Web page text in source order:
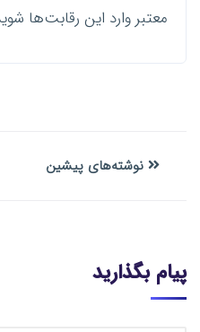
معتبر وارد این رقابت‌ها
نوشته‌های پیشین
پیام بگذارید